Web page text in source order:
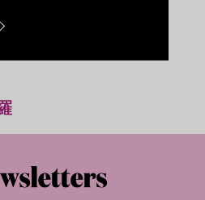
な芸術家の一人、
1975年から現在ま